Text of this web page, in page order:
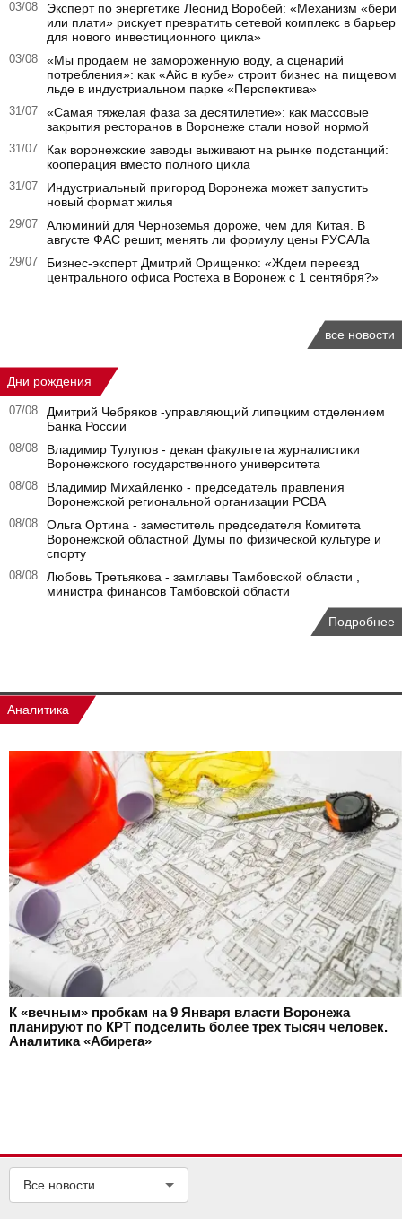
03/08
Эксперт по энергетике Леонид Воробей: «Механизм «бери
или плати» рискует превратить сетевой комплекс в барьер
для нового инвестиционного цикла»
03/08
«Мы продаем не замороженную воду, а сценарий
потребления»: как «Айс в кубе» строит бизнес на пищевом
льде в индустриальном парке «Перспектива»
31/07
«Самая тяжелая фаза за десятилетие»: как массовые
закрытия ресторанов в Воронеже стали новой нормой
31/07
Как воронежские заводы выживают на рынке подстанций:
кооперация вместо полного цикла
31/07
Индустриальный пригород Воронежа может запустить
новый формат жилья
29/07
Алюминий для Черноземья дороже, чем для Китая. В
августе ФАС решит, менять ли формулу цены РУСАЛа
29/07
Бизнес-эксперт Дмитрий Орищенко: «Ждем переезд
центрального офиса Ростеха в Воронеж с 1 сентября?»
все новости
Дни рождения
07/08
Дмитрий Чебряков -управляющий липецким отделением
Банка России
08/08
Владимир Тулупов - декан факультета журналистики
Воронежского государственного университета
08/08
Владимир Михайленко - председатель правления
Воронежской региональной организации РСВА
08/08
Ольга Ортина - заместитель председателя Комитета
Воронежской областной Думы по физической культуре и
спорту
08/08
Любовь Третьякова - замглавы Тамбовской области ,
министра финансов Тамбовской области
Подробнее
Аналитика
К «вечным» пробкам на 9 Января власти Воронежа
планируют по КРТ подселить более трех тысяч человек.
Аналитика «Абирега»
Все новости